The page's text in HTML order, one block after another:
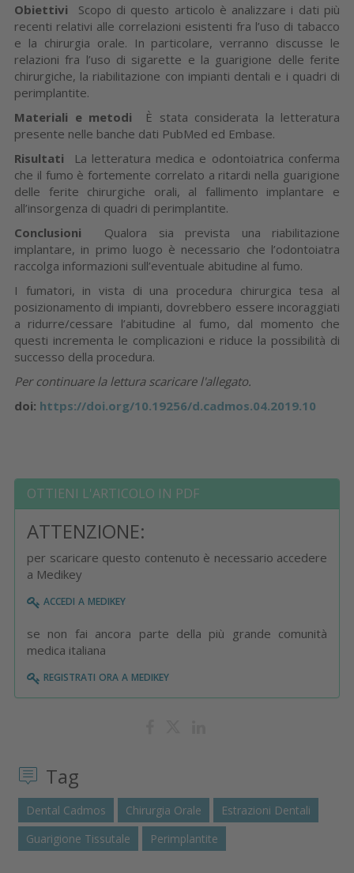
Obiettivi Scopo di questo articolo è analizzare i dati più
recenti relativi alle correlazioni esistenti fra l’uso di tabacco
e la chirurgia orale. In particolare, verranno discusse le
relazioni fra l’uso di sigarette e la guarigione delle ferite
chirurgiche, la riabilitazione con impianti dentali e i quadri di
perimplantite.
Materiali e metodi È stata considerata la letteratura
presente nelle banche dati PubMed ed Embase.
Risultati La letteratura medica e odontoiatrica conferma
che il fumo è fortemente correlato a ritardi nella guarigione
delle ferite chirurgiche orali, al fallimento implantare e
all’insorgenza di quadri di perimplantite.
Conclusioni Qualora sia prevista una riabilitazione
implantare, in primo luogo è necessario che l’odontoiatra
raccolga informazioni sull’eventuale abitudine al fumo.
I fumatori, in vista di una procedura chirurgica tesa al
posizionamento di impianti, dovrebbero essere incoraggiati
a ridurre/cessare l’abitudine al fumo, dal momento che
questi incrementa le complicazioni e riduce la possibilità di
successo della procedura.
Per continuare la lettura scaricare l'allegato.
doi: https://doi.org/10.19256/d.cadmos.04.2019.10
OTTIENI L'ARTICOLO IN PDF
ATTENZIONE:
per scaricare questo contenuto è necessario accedere
a Medikey
accedi a medikey
se non fai ancora parte della più grande comunità
medica italiana
registrati ora a medikey
Tag
Dental Cadmos Chirurgia Orale
Estrazioni Dentali
Guarigione Tissutale
Perimplantite